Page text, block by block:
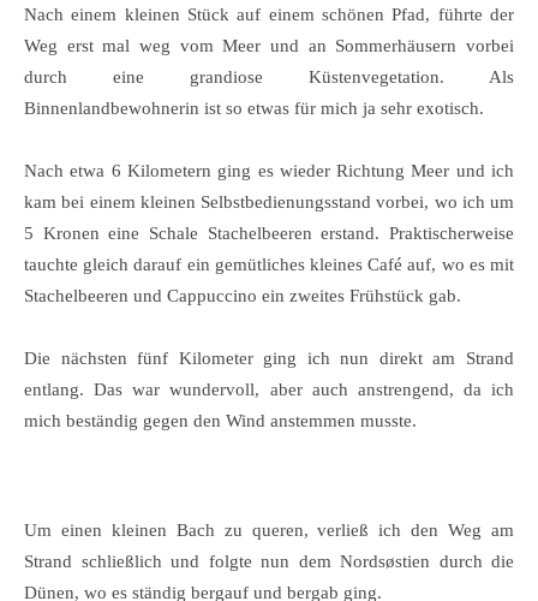
Nach einem kleinen Stück auf einem schönen Pfad, führte der
Weg erst mal weg vom Meer und an Sommerhäusern vorbei
durch eine grandiose Küstenvegetation. Als
Binnenlandbewohnerin ist so etwas für mich ja sehr exotisch.
Nach etwa 6 Kilometern ging es wieder Richtung Meer und ich
kam bei einem kleinen Selbstbedienungsstand vorbei, wo ich um
5 Kronen eine Schale Stachelbeeren erstand. Praktischerweise
tauchte gleich darauf ein gemütliches kleines Café auf, wo es mit
Stachelbeeren und Cappuccino ein zweites Frühstück gab.
Die nächsten fünf Kilometer ging ich nun direkt am Strand
entlang. Das war wundervoll, aber auch anstrengend, da ich
mich beständig gegen den Wind anstemmen musste.
Um einen kleinen Bach zu queren, verließ ich den Weg am
Strand schließlich und folgte nun dem Nordsøstien durch die
Dünen, wo es ständig bergauf und bergab ging.